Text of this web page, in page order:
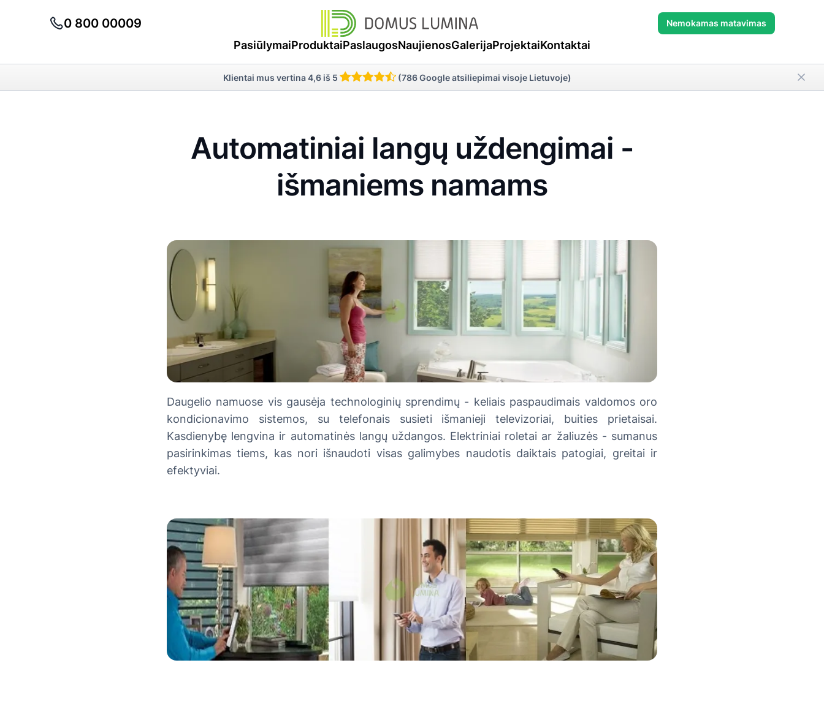
0 800 00009 Nemokamas matavimas
PasiūlymaiProduktaiPaslaugosNaujienosGalerijaProjektaiKontaktai
Klientai mus vertina 4,6 iš 5 (786 Google atsiliepimai visoje Lietuvoje)
Automatiniai langų uždengimai -
išmaniems namams
Daugelio namuose vis gausėja technologinių sprendimų - keliais paspaudimais valdomos oro
kondicionavimo sistemos, su telefonais susieti išmanieji televizoriai, buities prietaisai.
Kasdienybę lengvina ir automatinės langų uždangos. Elektriniai roletai ar žaliuzės - sumanus
pasirinkimas tiems, kas nori išnaudoti visas galimybes naudotis daiktais patogiai, greitai ir
efektyviai.